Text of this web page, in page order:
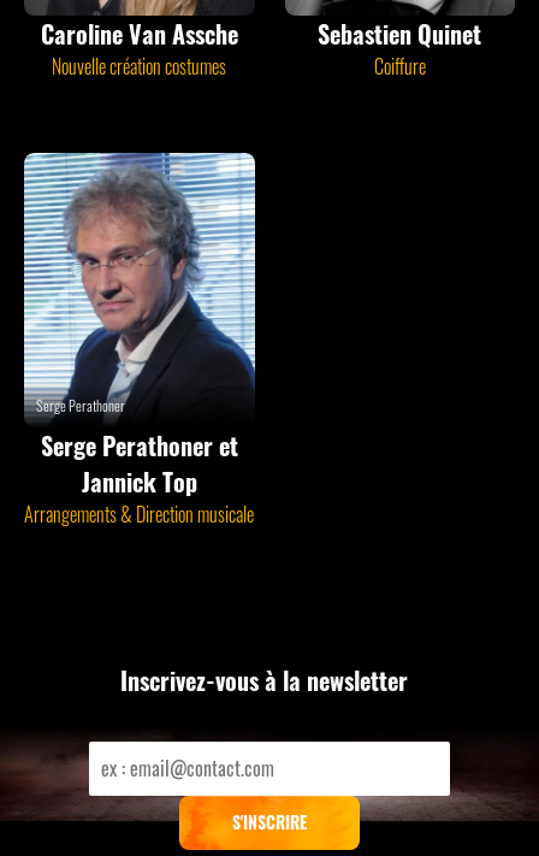
Caroline Van Assche
Nouvelle création costumes
Sebastien Quinet
Coiffure
Serge Perathoner
Serge Perathoner et
Jannick Top
Arrangements & Direction musicale
Inscrivez-vous à la newsletter